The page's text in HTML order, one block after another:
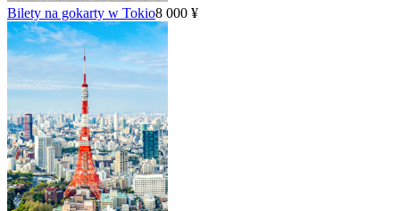
Bilety na gokarty w Tokio8 000 ¥